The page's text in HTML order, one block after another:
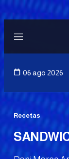
Menú
06 ago 2026
Recetas